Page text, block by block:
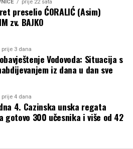
Mail
prije 22 sata
preselio ĆORALIĆ (Asim)
zv. BAJKO
prije 3 dana
Vodovoda: Situacija s
iz dana u dan sve
prije 4 dana
4. Cazinska unska regata
gotovo 300 učesnika i više od 42